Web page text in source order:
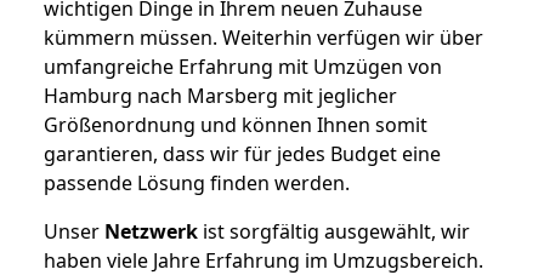
wichtigen Dinge in Ihrem neuen Zuhause
kümmern müssen. Weiterhin verfügen wir über
umfangreiche Erfahrung mit Umzügen von
Hamburg nach Marsberg mit jeglicher
Größenordnung und können Ihnen somit
garantieren, dass wir für jedes Budget eine
passende Lösung finden werden.
Unser Netzwerk ist sorgfältig ausgewählt, wir
haben viele Jahre Erfahrung im Umzugsbereich.